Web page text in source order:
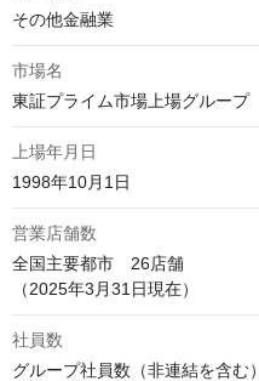
その他金融業
市場名
東証プライム市場上場グループ
上場年月日
1998年10月1日
営業店舗数
全国主要都市　26店舗
（2025年3月31日現在）
社員数
グループ社員数（非連結を含む